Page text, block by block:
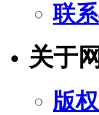
联
关于
版